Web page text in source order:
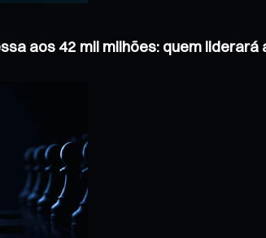
aos 42 mil milhões: quem